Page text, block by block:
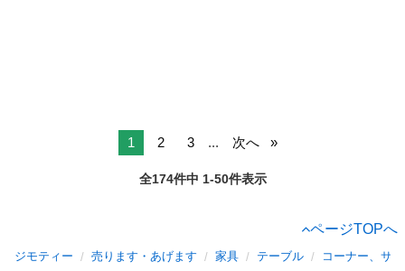
1 2 3 ... 次へ
全174件中 1-50件表示
ページTOPへ
ジモティー 売ります・あげます 家具 テーブル コーナー、サ